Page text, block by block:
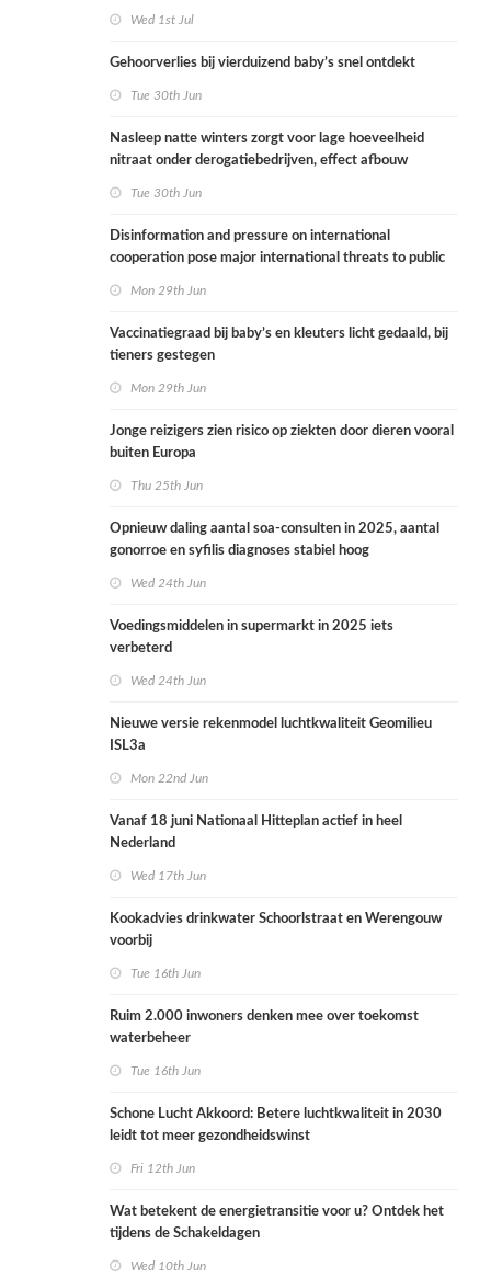
Wed 1st Jul
Gehoorverlies bij vierduizend baby’s snel ontdekt
Tue 30th Jun
Nasleep natte winters zorgt voor lage hoeveelheid
nitraat onder derogatiebedrijven, effect afbouw
Tue 30th Jun
Disinformation and pressure on international
cooperation pose major international threats to public
Mon 29th Jun
Vaccinatiegraad bij baby’s en kleuters licht gedaald, bij
tieners gestegen
Mon 29th Jun
Jonge reizigers zien risico op ziekten door dieren vooral
buiten Europa
Thu 25th Jun
Opnieuw daling aantal soa-consulten in 2025, aantal
gonorroe en syfilis diagnoses stabiel hoog
Wed 24th Jun
Voedingsmiddelen in supermarkt in 2025 iets
verbeterd
Wed 24th Jun
Nieuwe versie rekenmodel luchtkwaliteit Geomilieu
ISL3a
Mon 22nd Jun
Vanaf 18 juni Nationaal Hitteplan actief in heel
Nederland
Wed 17th Jun
Kookadvies drinkwater Schoorlstraat en Werengouw
voorbij
Tue 16th Jun
Ruim 2.000 inwoners denken mee over toekomst
waterbeheer
Tue 16th Jun
Schone Lucht Akkoord: Betere luchtkwaliteit in 2030
leidt tot meer gezondheidswinst
Fri 12th Jun
Wat betekent de energietransitie voor u? Ontdek het
tijdens de Schakeldagen
Wed 10th Jun